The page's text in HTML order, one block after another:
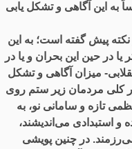
به این آگاهی و تشکل یابی
نکته پیش گفته است؛ به این
در حین این بحران و یا در
میزان آگاهی و تشکل
کلی مردمان زیر ستم روی
تازه و سامانی نو، به
استبدادی می‌اندیشند،
در چنین پویشی